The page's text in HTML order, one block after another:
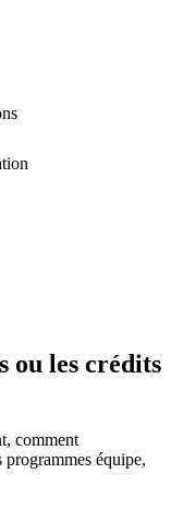
ou les crédits
comment
équipe,